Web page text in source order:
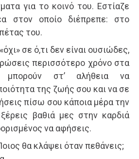
για το κοινό του. Εστίαζε
στον οποίο διέπρεπε: στο
του.
σε ό,τι δεν είναι ουσιώδες,
περισσότερο χρόνο στα
μπορούν στ’ αλήθεια να
της ζωής σου και να σε
πίσω σου κάποια μέρα την
βαθιά μες στην καρδιά
να αφήσεις.
θα κλάψει όταν πεθάνεις;